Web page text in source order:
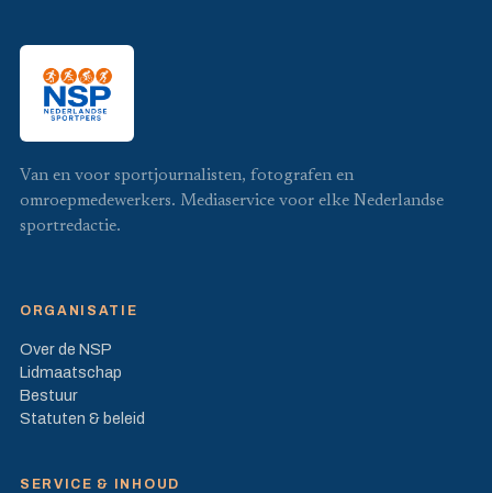
Van en voor sportjournalisten, fotografen en
omroepmedewerkers. Mediaservice voor elke Nederlandse
sportredactie.
ORGANISATIE
Over de NSP
Lidmaatschap
Bestuur
Statuten & beleid
SERVICE & INHOUD